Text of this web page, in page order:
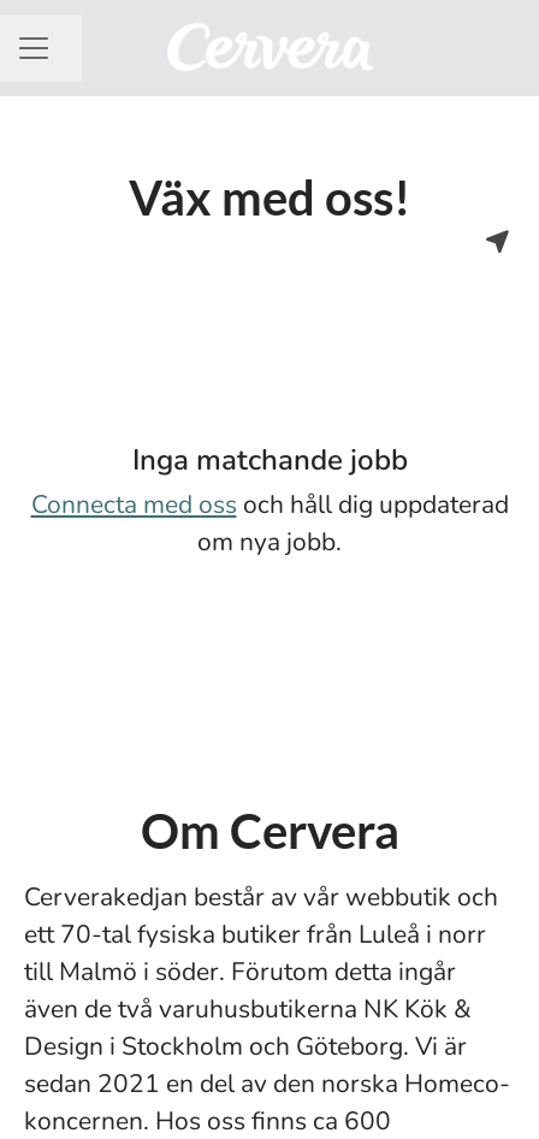
KARRIÄRMENY
Dela sidan
Väx med oss!
Inga matchande jobb
Connecta med oss och håll dig uppdaterad
om nya jobb.
Om Cervera
Cerverakedjan består av vår webbutik och
ett 70-tal fysiska butiker från Luleå i norr
till Malmö i söder. Förutom detta ingår
även de två varuhusbutikerna NK Kök &
Design i Stockholm och Göteborg. Vi är
sedan 2021 en del av den norska Homeco-
koncernen. Hos oss finns ca 600